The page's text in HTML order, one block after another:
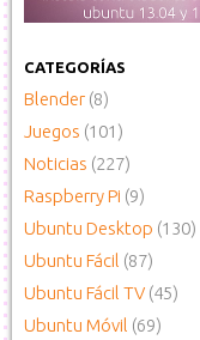
CATEGORÍAS
Blender (8)
Juegos (101)
Noticias (227)
Raspberry Pi (9)
Ubuntu Desktop (130)
Ubuntu Fácil (87)
Ubuntu Fácil TV (45)
Ubuntu Móvil (69)